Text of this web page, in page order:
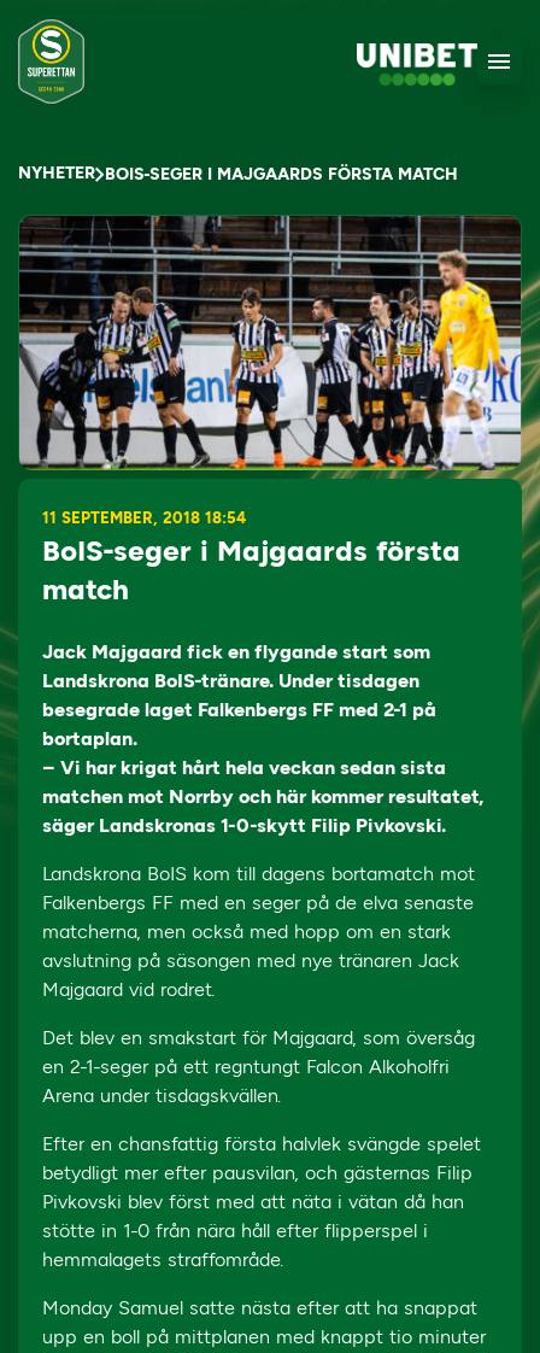
NYHETER BOIS-SEGER I MAJGAARDS FÖRSTA MATCH
11 SEPTEMBER, 2018 18:54
BoIS-seger i Majgaards första
match
Jack Majgaard fick en flygande start som
Landskrona BoIS-tränare. Under tisdagen
besegrade laget Falkenbergs FF med 2-1 på
bortaplan.
– Vi har krigat hårt hela veckan sedan sista
matchen mot Norrby och här kommer resultatet,
säger Landskronas 1-0-skytt Filip Pivkovski.
Landskrona BoIS kom till dagens bortamatch mot
Falkenbergs FF med en seger på de elva senaste
matcherna, men också med hopp om en stark
avslutning på säsongen med nye tränaren Jack
Majgaard vid rodret.
Det blev en smakstart för Majgaard, som översåg
en 2-1-seger på ett regntungt Falcon Alkoholfri
Arena under tisdagskvällen.
Efter en chansfattig första halvlek svängde spelet
betydligt mer efter pausvilan, och gästernas Filip
Pivkovski blev först med att näta i vätan då han
stötte in 1-0 från nära håll efter flipperspel i
hemmalagets straffområde.
Monday Samuel satte nästa efter att ha snappat
upp en boll på mittplanen med knappt tio minuter